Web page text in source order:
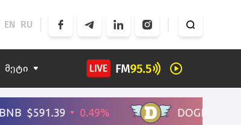
EN RU
მეტი